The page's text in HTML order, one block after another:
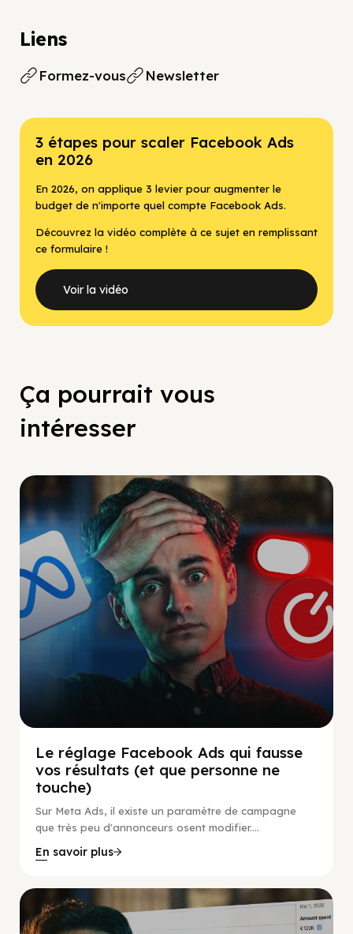
Liens
Formez-vous Newsletter
3 étapes pour scaler Facebook Ads
en 2026
En 2026, on applique 3 levier pour augmenter le
budget de n'importe quel compte Facebook Ads.
Découvrez la vidéo complète à ce sujet en remplissant
ce formulaire !
Voir la vidéo
Ça pourrait vous
intéresser
Social Scaling
Le réglage Facebook Ads qui fausse
vos résultats (et que personne ne
touche)
Sur Meta Ads, il existe un paramètre de campagne
que très peu d'annonceurs osent modifier....
En savoir plus